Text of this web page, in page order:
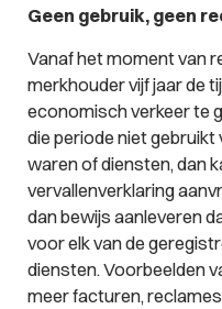
Geen gebruik, geen
Vanaf het moment van
merkhouder vijf jaar de
economisch verkeer te
die periode niet
waren of diensten, dan
vervallenverklaring
dan bewijs aanleveren
voor elk van de
diensten. Voorbeelden
meer facturen,